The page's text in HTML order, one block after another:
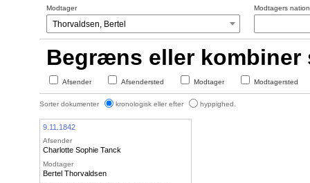
Modtager Modtagers
Begræns eller kombiner
Afsender Afsendersted Modtager Modtagersted
Sorter dokumenter kronologisk eller efter hyppighed.
9.11.1842
Afsender
Charlotte Sophie Tanck
Modtager
Bertel Thorvaldsen